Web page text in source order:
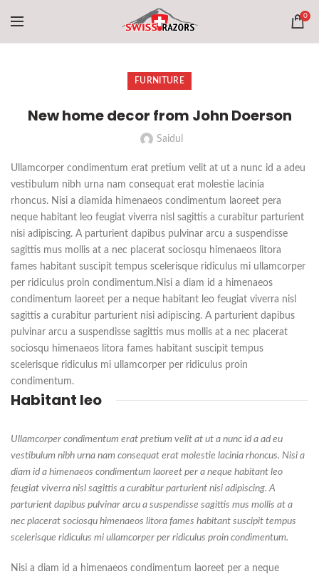
0
FURNITURE
New home decor from John Doerson
Saidul
Ullamcorper condimentum erat pretium velit at ut a nunc id a adeu
vestibulum nibh urna nam consequat erat molestie lacinia
rhoncus. Nisi a diamida himenaeos condimentum laoreet pera
neque habitant leo feugiat viverra nisl sagittis a curabitur parturient
nisi adipiscing. A parturient dapibus pulvinar arcu a suspendisse
sagittis mus mollis at a nec placerat sociosqu himenaeos litora
fames habitant suscipit tempus scelerisque ridiculus mi ullamcorper
per ridiculus proin condimentum.Nisi a diam id a himenaeos
condimentum laoreet per a neque habitant leo feugiat viverra nisl
sagittis a curabitur parturient nisi adipiscing. A parturient dapibus
pulvinar arcu a suspendisse sagittis mus mollis at a nec placerat
sociosqu himenaeos litora fames habitant suscipit tempus
scelerisque ridiculus mi ullamcorper per ridiculus proin
condimentum.
Habitant leo
Ullamcorper condimentum erat pretium velit at ut a nunc id a ad eu
vestibulum nibh urna nam consequat erat molestie lacinia rhoncus. Nisi a
diam id a himenaeos condimentum laoreet per a neque habitant leo
feugiat viverra nisl sagittis a curabitur parturient nisi adipiscing. A
parturient dapibus pulvinar arcu a suspendisse sagittis mus mollis at a
nec placerat sociosqu himenaeos litora fames habitant suscipit tempus
scelerisque ridiculus mi ullamcorper per ridiculus proin condimentum.
Nisi a diam id a himenaeos condimentum laoreet per a neque